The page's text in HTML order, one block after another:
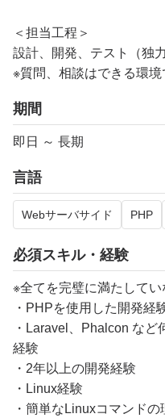
＜担当工程＞
設計、開発、テスト（独
※質問、相談はできる環境
期間
即日 ～ 長期
言語
Webサーバサイド PHP
必須スキル・経験
※全てを完璧に満たしてい
・PHPを使用した開発経
・Laravel、Phalcon な
経験
・2年以上の開発経験
・Linux経験
・簡単なLinuxコマンド